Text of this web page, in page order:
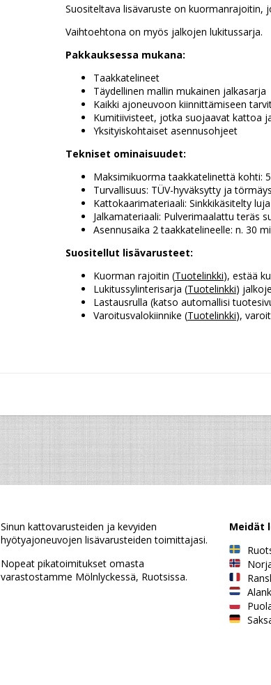
Suositeltava lisävaruste on kuormanrajoitin,
Vaihtoehtona on myös jalkojen lukitussarja.
Pakkauksessa mukana:
Taakkatelineet
Täydellinen mallin mukainen jalkasarja
Kaikki ajoneuvoon kiinnittämiseen
Kumitiivisteet, jotka suojaavat kattoa
Yksityiskohtaiset asennusohjeet
Tekniset ominaisuudet:
Maksimikuorma taakkatelinettä kohti:
Turvallisuus: TÜV-hyväksytty ja
Kattokaarimateriaali: Sinkkikäsitelty
Jalkamateriaali: Pulverimaalattu teräs
Asennusaika 2 taakkatelineelle: n. 30
Suositellut lisävarusteet:
Kuorman rajoitin (Tuotelinkki), estää
Lukitussylinterisarja (Tuotelinkki)
Lastausrulla (katso automallisi
Varoitusvalokiinnike (Tuotelinkki),
Sinun kattovarusteiden ja kevyiden
hyötyajoneuvojen lisävarusteiden toimittajasi.
Nopeat pikatoimitukset omasta
varastostamme Mölnlyckessä, Ruotsissa.
Meidät